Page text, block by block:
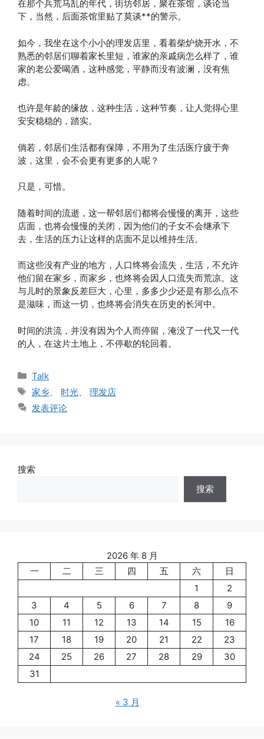
在那个兵荒马乱的年代，街坊邻居，聚在茶馆，谈论当
下，当然，后面茶馆里贴了莫谈**的警示。
如今，我坐在这个小小的理发店里，看着柴炉烧开水，不
熟悉的邻居们聊着家长里短，谁家的亲戚病怎么样了，谁
家的老公爱喝酒，这种感觉，平静而没有波澜，没有焦
虑。
也许是年龄的缘故，这种生活，这种节奏，让人觉得心里
安安稳稳的，踏实。
倘若，邻居们生活都有保障，不用为了生活医疗疲于奔
波，这里，会不会更有更多的人呢？
只是，可惜。
随着时间的流逝，这一帮邻居们都将会慢慢的离开，这些
店面，也将会慢慢的关闭，因为他们的子女不会继承下
去，生活的压力让这样的店面不足以维持生活。
而这些没有产业的地方，人口终将会流失，生活，不允许
他们留在家乡，而家乡，也终将会因人口流失而荒凉。这
与儿时的景象反差巨大，心里，多多少少还是有那么点不
是滋味，而这一切，也终将会消失在历史的长河中。
时间的洪流，并没有因为个人而停留，淹没了一代又一代
的人，在这片土地上，不停歇的轮回着。
分
类
Talk
标
签
家乡 时光
理发店
发表评论
搜索
搜索
2026 年 8 月
一
二 三 四 五 六
日
1
2
3
4 5 6 7 8
9
10
11 12 13 14 15
16
17
18 19 20 21 22
23
24
25 26 27 28 29
30
31
« 3 月